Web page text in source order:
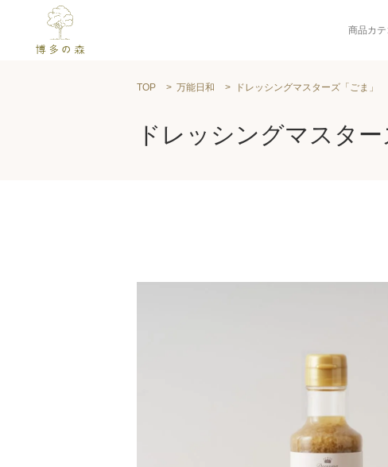
商品カ
TOP 万能日和 ドレッシングマスターズ「ごま」
ドレッシングマスター